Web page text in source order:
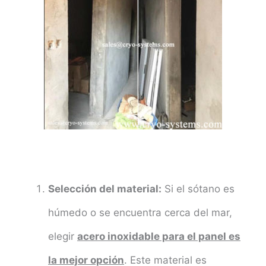
Selección del material: Si el sótano es
húmedo o se encuentra cerca del mar,
elegir acero inoxidable para el panel es
la mejor opción. Este material es